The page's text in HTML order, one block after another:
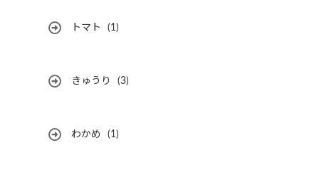
トマト (1)
きゅうり (3)
わかめ (1)